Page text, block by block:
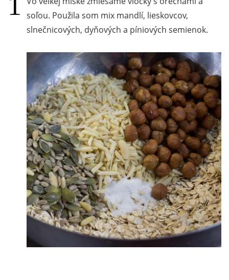
soľou. Použila som mix mandlí, lieskovcov,
slnečnicových, dyňových a píniových semienok.